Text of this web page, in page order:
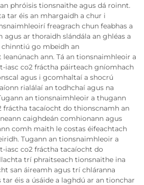
phróisis tionsnaithe agus dá roinnt.
tar éis an mhargaidh a chur i
freagrach chun feabhas a
agus ar thoraidh slándála an ghléas a
chinntiú go mbeidh an
ann. Tá an tionsnaimhleoir a
iasc co2 fráctha páirteach gníomhach
agus i gcomhaltaí a shocrú
rialálaí an todhchaí agus na
an tionsnaimhleoir a thugann
fráctha tacaíocht do thionscnamh an
caighdeán comhionann agus
comh maith le costas éifeachtach
Tugann an tionsnaimhleoir a
iasc co2 fráctha tacaíocht do
trí phraitseach tionsnaithe ina
san áireamh agus trí chláranna
tar éis a úsáide a laghdú ar an tionchar